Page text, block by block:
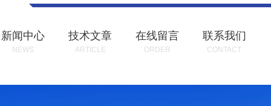
新闻中心
NEWS
技术文章
ARTICLE
在线留言
ORDER
联系我们
CONTACT